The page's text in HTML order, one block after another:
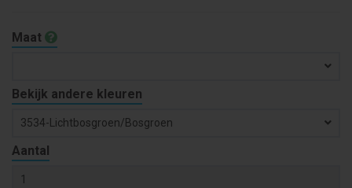
Maat
Bekijk andere kleuren
3534-Lichtbosgroen/bosgroen
Aantal